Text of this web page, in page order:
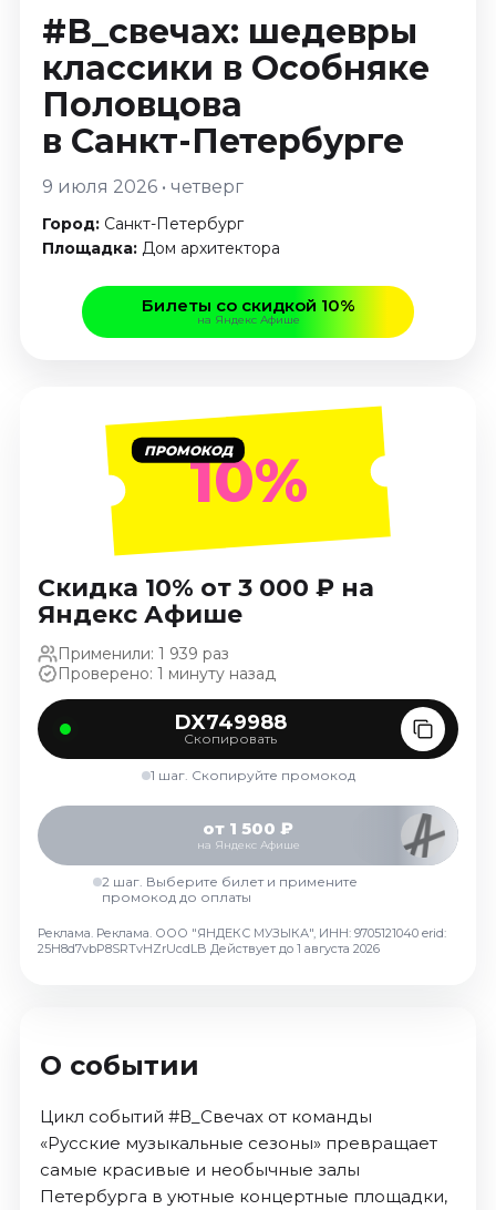
Стендап
Сентябрь 2026
Октябрь 2026
Выставки
Август 2026
Декабрь 2026
Январь 2027
Август 2026
Сентябрь 2026
Октябрь 2026
Ноябрь 2026
Декабрь 2026
Спорт
Август 2026
Сентябрь 2026
Декабрь 2026
События
Август 2026
Сентябрь 2026
Октябрь 2026
Ноябрь 2026
Январь 2027
#В_свечах: шедевры
классики в Особняке
Половцова
в Санкт-Петербурге
9 июля 2026 • четверг
Город: Санкт-Петербург
Площадка: Дом архитектора
Билеты со скидкой 10%
на Яндекс Афише
ПРОМОКОД10%
Скидка 10% от 3 000 ₽ на
Яндекс Афише
Применили: 1 939 раз
Проверено: 1 минуту назад
DX749988
Скопировать
1 шаг. Скопируйте промокод
от 1 500 ₽
на Яндекс Афише
2 шаг. Выберите билет и примените
промокод до оплаты
Реклама. Реклама. ООО "ЯНДЕКС МУЗЫКА", ИНН: 9705121040 erid:
25H8d7vbP8SRTvHZrUcdLB Действует до 1 августа 2026
О событии
Цикл событий #В_Свечах от команды
«Русские музыкальные сезоны» превращает
самые красивые и необычные залы
Петербурга в уютные концертные площадки,